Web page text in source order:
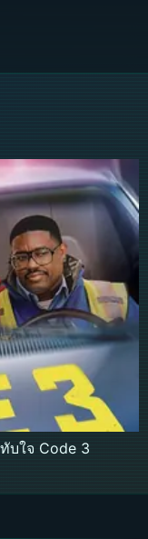
บใจ Code 3